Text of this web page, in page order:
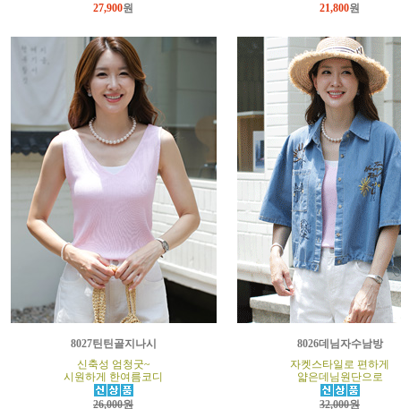
27,900원
21,800원
8027틴틴골지나시
신축성 엄청굿~
시원하게 한여름코디
26,000원
8026데님자수남방
자켓스타일로 편하게
얇은데님원단으로
32,000원